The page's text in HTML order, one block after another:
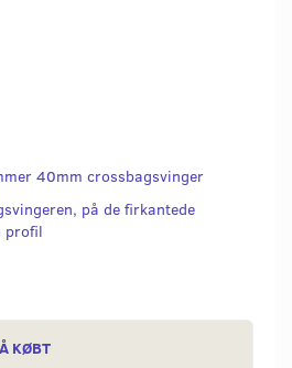
40mm crossbagsvinger
på de firkantede
profil
KØBT